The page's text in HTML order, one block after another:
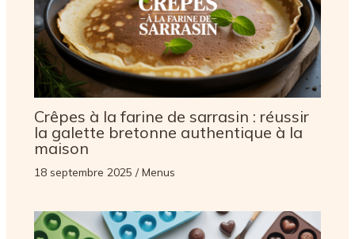
Crêpes à la farine de sarrasin : réussir
la galette bretonne authentique à la
maison
18 septembre 2025 /Menus